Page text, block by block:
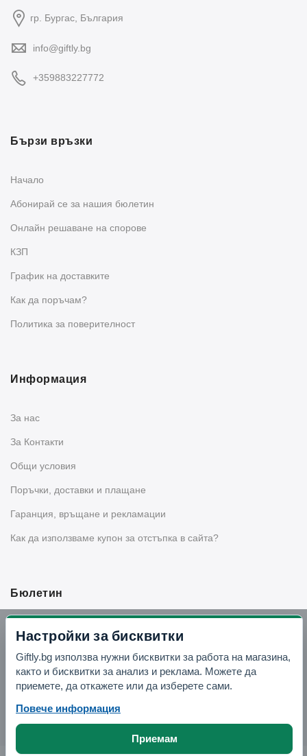
гр. Бургас, България
info@giftly.bg
+359883227772
Бързи връзки
Начало
Абонирай се за нашия бюлетин
Oнлайн решаване на спорове
КЗП
График на доставките
Как да поръчам?
Политика за поверителност
Информация
За нас
За Контакти
Общи условия
Поръчки, доставки и плащане
Гаранция, връщане и рекламации
Как да използваме купон за отстъпка в сайта?
Бюлетин
Вземи -10% отстъпка в Telegram
Отвори Telegram
Настройки за бисквитки
Giftly.bg използва нужни бисквитки за работа на магазина,
както и бисквитки за анализ и реклама. Можете да
приемете, да откажете или да изберете сами.
Повече информация
Приемам